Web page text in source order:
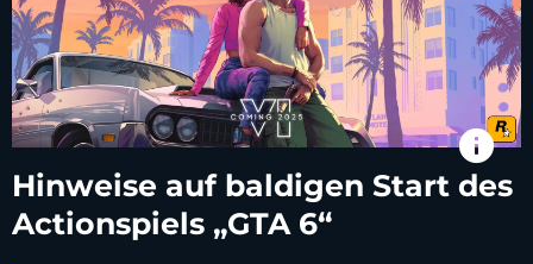
info
Hinweise auf baldigen Start des
Actionspiels „GTA 6“